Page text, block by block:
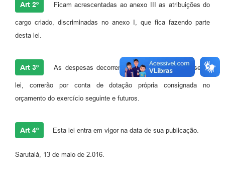
Art 2º Ficam acrescentadas ao anexo III as atribuições do
cargo criado, discriminadas no anexo I, que fica fazendo parte
desta lei.
Art 3º As despesas decorrentes da aplicação da presente
lei, correrão por conta de dotação própria consignada no
orçamento do exercício seguinte e futuros.
Art 4º Esta lei entra em vigor na data de sua publicação.
Sarutaiá, 13 de maio de 2.016.